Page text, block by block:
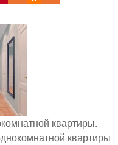
квартиры.
квартиры